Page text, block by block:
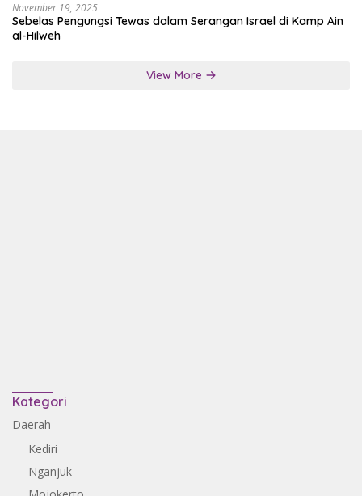
November 19, 2025
Sebelas Pengungsi Tewas dalam Serangan Israel di Kamp Ain
al-Hilweh
View More
Kategori
Daerah
Kediri
Nganjuk